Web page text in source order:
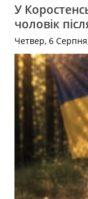
У
чоловік
Четвер, 6